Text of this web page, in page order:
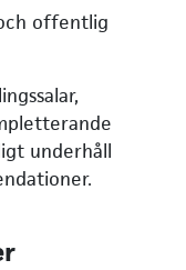
offentlig
underhåll